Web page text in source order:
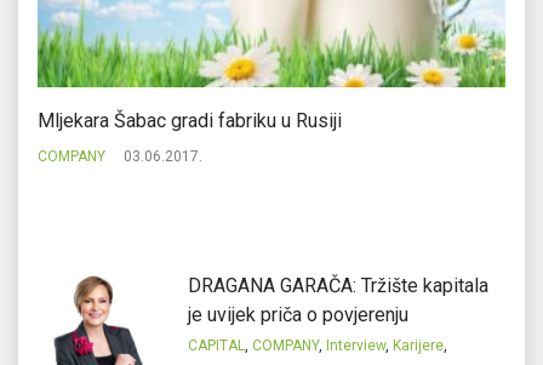
Mljekara Šabac gradi fabriku u Rusiji
COMPANY 03.06.2017.
DRAGANA GARAČA: Tržište kapitala
je uvijek priča o povjerenju
CAPITAL, COMPANY, Interview, Karijere,